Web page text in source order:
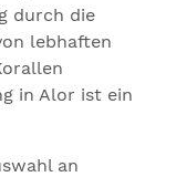
durch die
lebhaften
in Alor ist ein
an